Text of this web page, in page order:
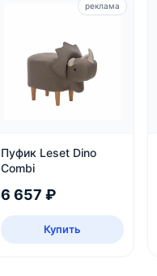
Пуфик Leset Dino
Combi
6 657 ₽
Купить
реклама